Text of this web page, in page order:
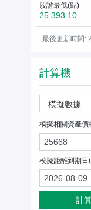
股證最低(點)
25,393.10
最後更新時間:
計算機
模擬數據
模擬相關資產價
模擬距離到期日(
計